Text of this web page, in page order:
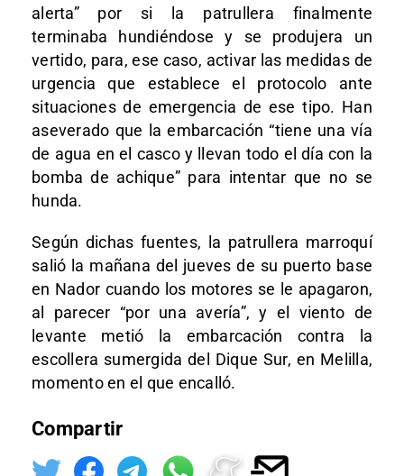
alerta” por si la patrullera finalmente
terminaba hundiéndose y se produjera un
vertido, para, ese caso, activar las medidas de
urgencia que establece el protocolo ante
situaciones de emergencia de ese tipo. Han
aseverado que la embarcación “tiene una vía
de agua en el casco y llevan todo el día con la
bomba de achique” para intentar que no se
hunda.
Según dichas fuentes, la patrullera marroquí
salió la mañana del jueves de su puerto base
en Nador cuando los motores se le apagaron,
al parecer “por una avería”, y el viento de
levante metió la embarcación contra la
escollera sumergida del Dique Sur, en Melilla,
momento en el que encalló.
Compartir